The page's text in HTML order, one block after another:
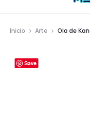
Inicio Arte Ola de
Save